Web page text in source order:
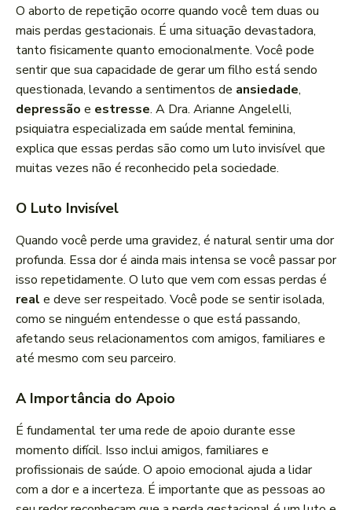
O aborto de repetição ocorre quando você tem duas ou
mais perdas gestacionais. É uma situação devastadora,
tanto fisicamente quanto emocionalmente. Você pode
sentir que sua capacidade de gerar um filho está sendo
questionada, levando a sentimentos de ansiedade,
depressão e estresse. A Dra. Arianne Angelelli,
psiquiatra especializada em saúde mental feminina,
explica que essas perdas são como um luto invisível que
muitas vezes não é reconhecido pela sociedade.
O Luto Invisível
Quando você perde uma gravidez, é natural sentir uma dor
profunda. Essa dor é ainda mais intensa se você passar por
isso repetidamente. O luto que vem com essas perdas é
real e deve ser respeitado. Você pode se sentir isolada,
como se ninguém entendesse o que está passando,
afetando seus relacionamentos com amigos, familiares e
até mesmo com seu parceiro.
A Importância do Apoio
É fundamental ter uma rede de apoio durante esse
momento difícil. Isso inclui amigos, familiares e
profissionais de saúde. O apoio emocional ajuda a lidar
com a dor e a incerteza. É importante que as pessoas ao